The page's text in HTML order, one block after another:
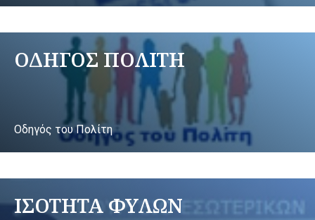
ΟΔΗΓΟΣ ΠΟΛΙΤΗ
Οδηγός του Πολίτη
ΙΣΟΤΗΤΑ ΦΥΛΩΝ